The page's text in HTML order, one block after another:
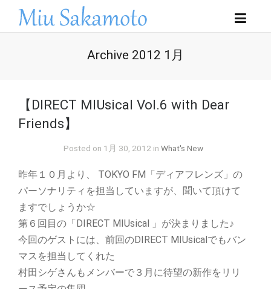
Archive 2012 1月
【DIRECT MIUsical Vol.6 with Dear
Friends】
Posted on 1月 30, 2012 in What's New
昨年１０月より、 TOKYO FM「ディアフレンズ」の
パーソナリティを担当していますが、聞いて頂けて
ますでしょうか☆
第６回目の「DIRECT MIUsical 」が決まりました♪
今回のゲストには、前回のDIRECT MIUsicalでもバン
マスを担当してくれた
村田シゲさんもメンバーで３月に待望の新作をリリ